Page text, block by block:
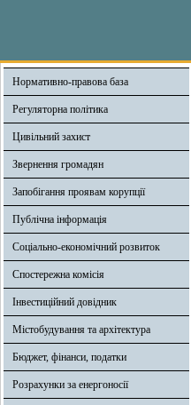
Нормативно-правова база
Регуляторна політика
Цивільний захист
Звернення громадян
Запобігання проявам корупції
Публічна інформація
Соціально-економічний розвиток
Спостережна комісія
Інвестиційний довідник
Містобудування та архітектура
Бюджет, фінанси, податки
Розрахунки за енергоносії